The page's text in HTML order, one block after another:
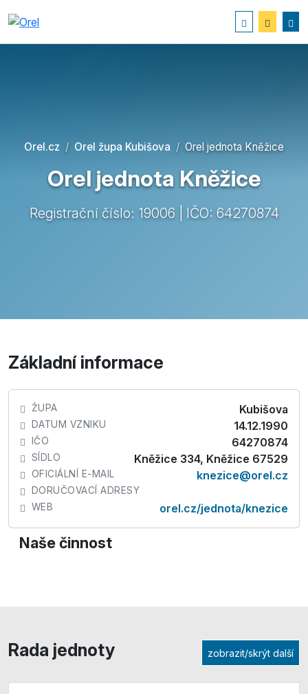
Orel.cz Orel župa Kubišova Orel jednota Kněžice
Orel jednota Kněžice
Registrační číslo: 19006 | IČO: 64270874
Základní informace
ŽUPA Kubišova
DATUM VZNIKU 14.12.1990
IČO 64270874
SÍDLO Kněžice 334, Kněžice 67529
OFICIÁLNÍ E-MAIL knezice@orel.cz
DORUČOVACÍ ADRESY
WEB
orel.cz/jednota/knezice
Naše činnost
Rada jednoty zobrazit/skrýt další